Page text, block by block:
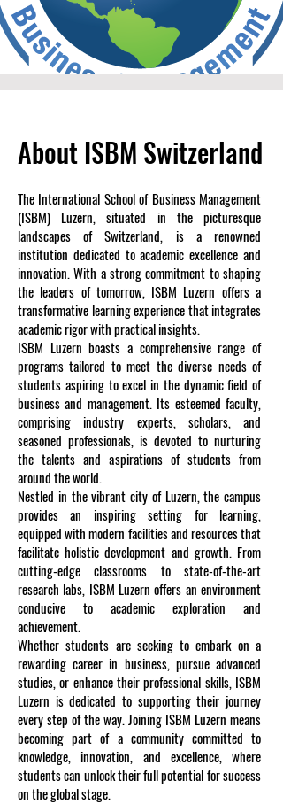
About ISBM Switzerland
The International School of Business Management
(ISBM) Luzern, situated in the picturesque
landscapes of Switzerland, is a renowned
institution dedicated to academic excellence and
innovation. With a strong commitment to shaping
the leaders of tomorrow, ISBM Luzern offers a
transformative learning experience that integrates
academic rigor with practical insights.
ISBM Luzern boasts a comprehensive range of
programs tailored to meet the diverse needs of
students aspiring to excel in the dynamic field of
business and management. Its esteemed faculty,
comprising industry experts, scholars, and
seasoned professionals, is devoted to nurturing
the talents and aspirations of students from
around the world.
Nestled in the vibrant city of Luzern, the campus
provides an inspiring setting for learning,
equipped with modern facilities and resources that
facilitate holistic development and growth. From
cutting-edge classrooms to state-of-the-art
research labs, ISBM Luzern offers an environment
conducive to academic exploration and
achievement.
Whether students are seeking to embark on a
rewarding career in business, pursue advanced
studies, or enhance their professional skills, ISBM
Luzern is dedicated to supporting their journey
every step of the way. Joining ISBM Luzern means
becoming part of a community committed to
knowledge, innovation, and excellence, where
students can unlock their full potential for success
on the global stage.